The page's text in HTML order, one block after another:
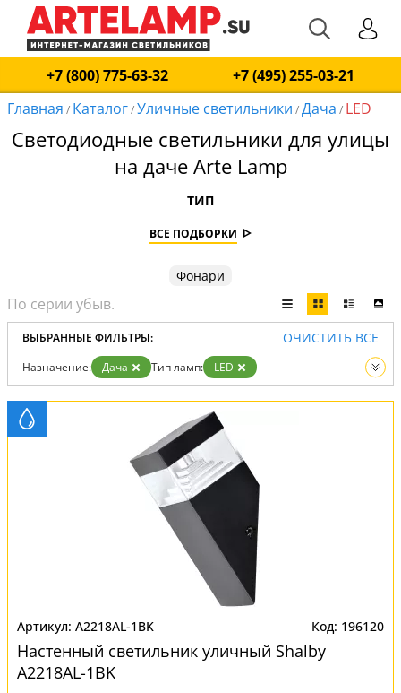
+7 (800) 775-63-32
+7 (495) 255-03-21
Главная / Каталог/Уличные светильники /Дача / LED
Светодиодные светильники для улицы
на даче Arte Lamp
ТИП
ВСЕ ПОДБОРКИ
Фонари
ВЫБРАННЫЕ ФИЛЬТРЫ: ОЧИСТИТЬ ВСЕ
Назначение: Дача Тип ламп:
LED
Вид:
Уличные светильники
A2218AL-1BK 196120
Настенный светильник уличный Shalby
A2218AL-1BK